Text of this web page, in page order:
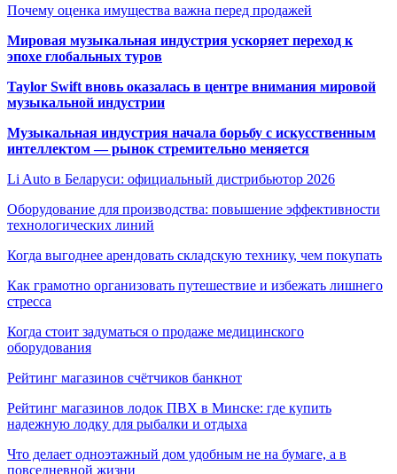
Почему оценка имущества важна перед продажей
Мировая музыкальная индустрия ускоряет переход к
эпохе глобальных туров
Taylor Swift вновь оказалась в центре внимания мировой
музыкальной индустрии
Музыкальная индустрия начала борьбу с искусственным
интеллектом — рынок стремительно меняется
Li Auto в Беларуси: официальный дистрибьютор 2026
Оборудование для производства: повышение эффективности
технологических линий
Когда выгоднее арендовать складскую технику, чем покупать
Как грамотно организовать путешествие и избежать лишнего
стресса
Когда стоит задуматься о продаже медицинского
оборудования
Рейтинг магазинов счётчиков банкнот
Рейтинг магазинов лодок ПВХ в Минске: где купить
надежную лодку для рыбалки и отдыха
Что делает одноэтажный дом удобным не на бумаге, а в
повседневной жизни